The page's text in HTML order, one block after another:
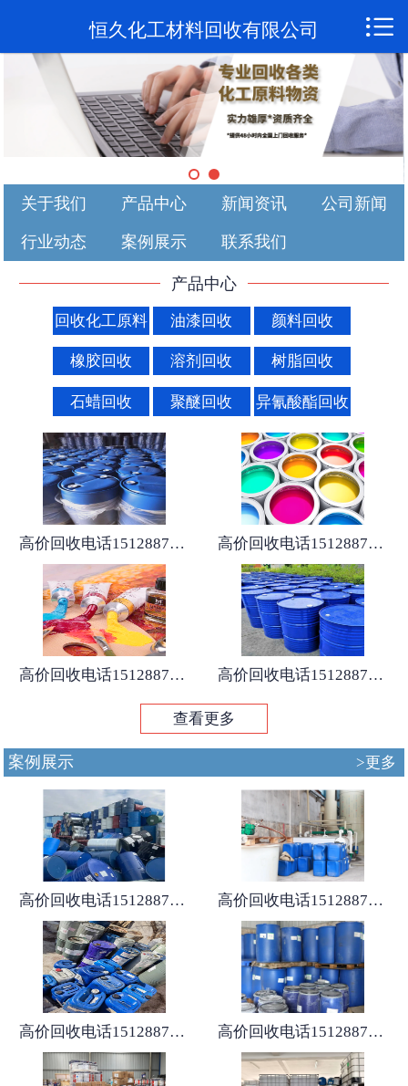
 首页
关于我们
产品中心
公司新闻
行业动态
联系我们
恒久化工材料回收有限公司 
关于我们 产品中心 新闻资讯 公司新闻
行业动态 案例展示 联系我们
产品中心
回收化工原料 油漆回收 颜料回收
橡胶回收 溶剂回收 树脂回收
石蜡回收 聚醚回收 异氰酸酯回收
高价回收电话15128875167 高价回收电话15128875167
高价回收电话15128875167 高价回收电话15128875167
查看更多
案例展示 >更多
高价回收电话15128875167 高价回收电话15128875167
高价回收电话15128875167 高价回收电话15128875167